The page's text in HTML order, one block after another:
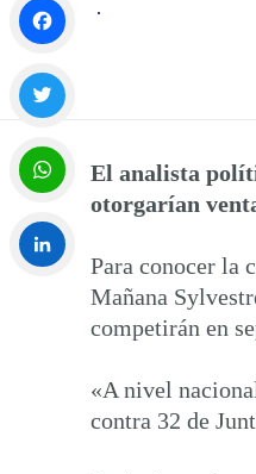
El analista
otorgarían
Para conocer la
Mañana
competirán en
«A nivel
contra 32 de
Facebook
Twitter
WhatsApp